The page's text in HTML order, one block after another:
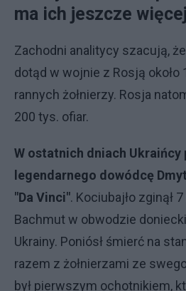
ma ich jeszcze więcej
Zachodni analitycy szacują,
dotąd w wojnie z Rosją około
rannych żołnierzy. Rosja
200 tys. ofiar.
W ostatnich dniach Ukraińcy
legendarnego dowódcę
"Da Vinci". Kociubajło zginął
Bachmut w obwodzie
Ukrainy. Poniósł śmierć na
razem z żołnierzami ze
był pierwszym ochotnikiem,